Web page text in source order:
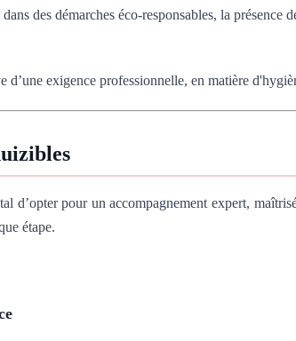
des démarches éco-responsables, la
d’une exigence professionnelle, en matière
d’opter pour un accompagnement expert,
étape.